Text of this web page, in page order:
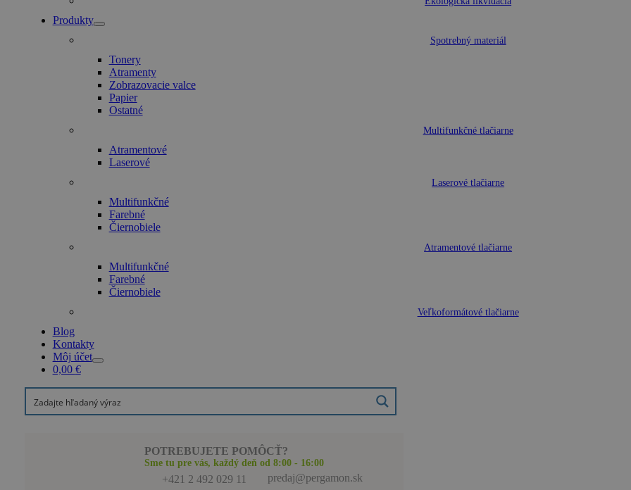
Produkty
Spotrebný materiál
Tonery
Atramenty
Zobrazovacie valce
Papier
Ostatné
Multifunkčné tlačiarne
Atramentové
Laserové
Laserové tlačiarne
Multifunkčné
Farebné
Čiernobiele
Atramentové tlačiarne
Multifunkčné
Farebné
Čiernobiele
Veľkoformátové tlačiarne
Blog
Kontakty
Môj účet
0,00 €
POTREBUJETE POMÔCŤ?
Sme tu pre vás, každý deň od 8:00 - 16:00
+421 2 492 029 11 predaj@pergamon.sk